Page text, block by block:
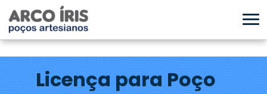
Licença para Poço